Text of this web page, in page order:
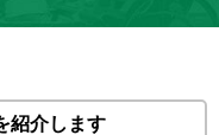
紹介します